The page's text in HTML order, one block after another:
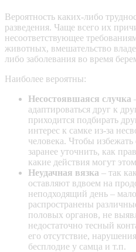
Вероятность каких-либо
разведения. Чаще всего их
несоответствующее
животных, вмешательство
либо заболевания во время
Наиболее вероятны:
Несостоявшаяся случка
адаптироваться друг к
приходится подбирать
интерес к самке из-за
человека. Чтобы
заранее уточнить, как
какие действия могут
Неудачная вязка – так
оставляют вдвоем на
неподходящий день –
распространены
половых органов, не
недостаточно тесный
его отсутствие,
бесплодие у самца и т.п.